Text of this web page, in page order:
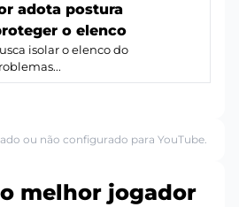
adota postura
o elenco
isolar o elenco do
ou não configurado para YouTube.
melhor jogador